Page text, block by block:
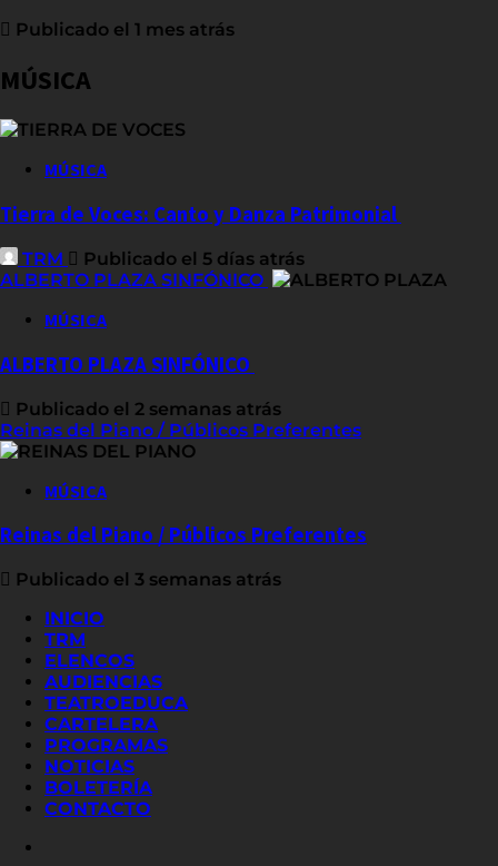
Publicado el 1 mes atrás
MÚSICA
MÚSICA
Tierra de Voces: Canto y Danza Patrimonial
TRM
Publicado el 5 días atrás
ALBERTO PLAZA SINFÓNICO
MÚSICA
ALBERTO PLAZA SINFÓNICO
Publicado el 2 semanas atrás
Reinas del Piano / Públicos Preferentes
MÚSICA
Reinas del Piano / Públicos Preferentes
Publicado el 3 semanas atrás
INICIO
TRM
ELENCOS
AUDIENCIAS
TEATROEDUCA
CARTELERA
PROGRAMAS
NOTICIAS
BOLETERÍA
CONTACTO